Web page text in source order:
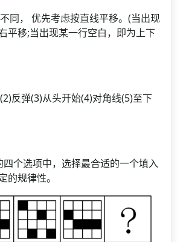
， 优先考虑按直线平移。(当出现
平移;当出现某一行空白，即为上下
弹(3)从头开始(4)对角线(5)至下
选项中，选择最合适的一个填入
的规律性。